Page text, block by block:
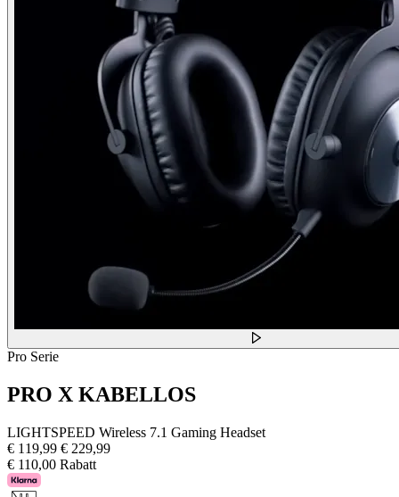
Pro Serie
PRO X KABELLOS
LIGHTSPEED Wireless 7.1 Gaming Headset
€ 119,99 € 229,99
€ 110,00 Rabatt